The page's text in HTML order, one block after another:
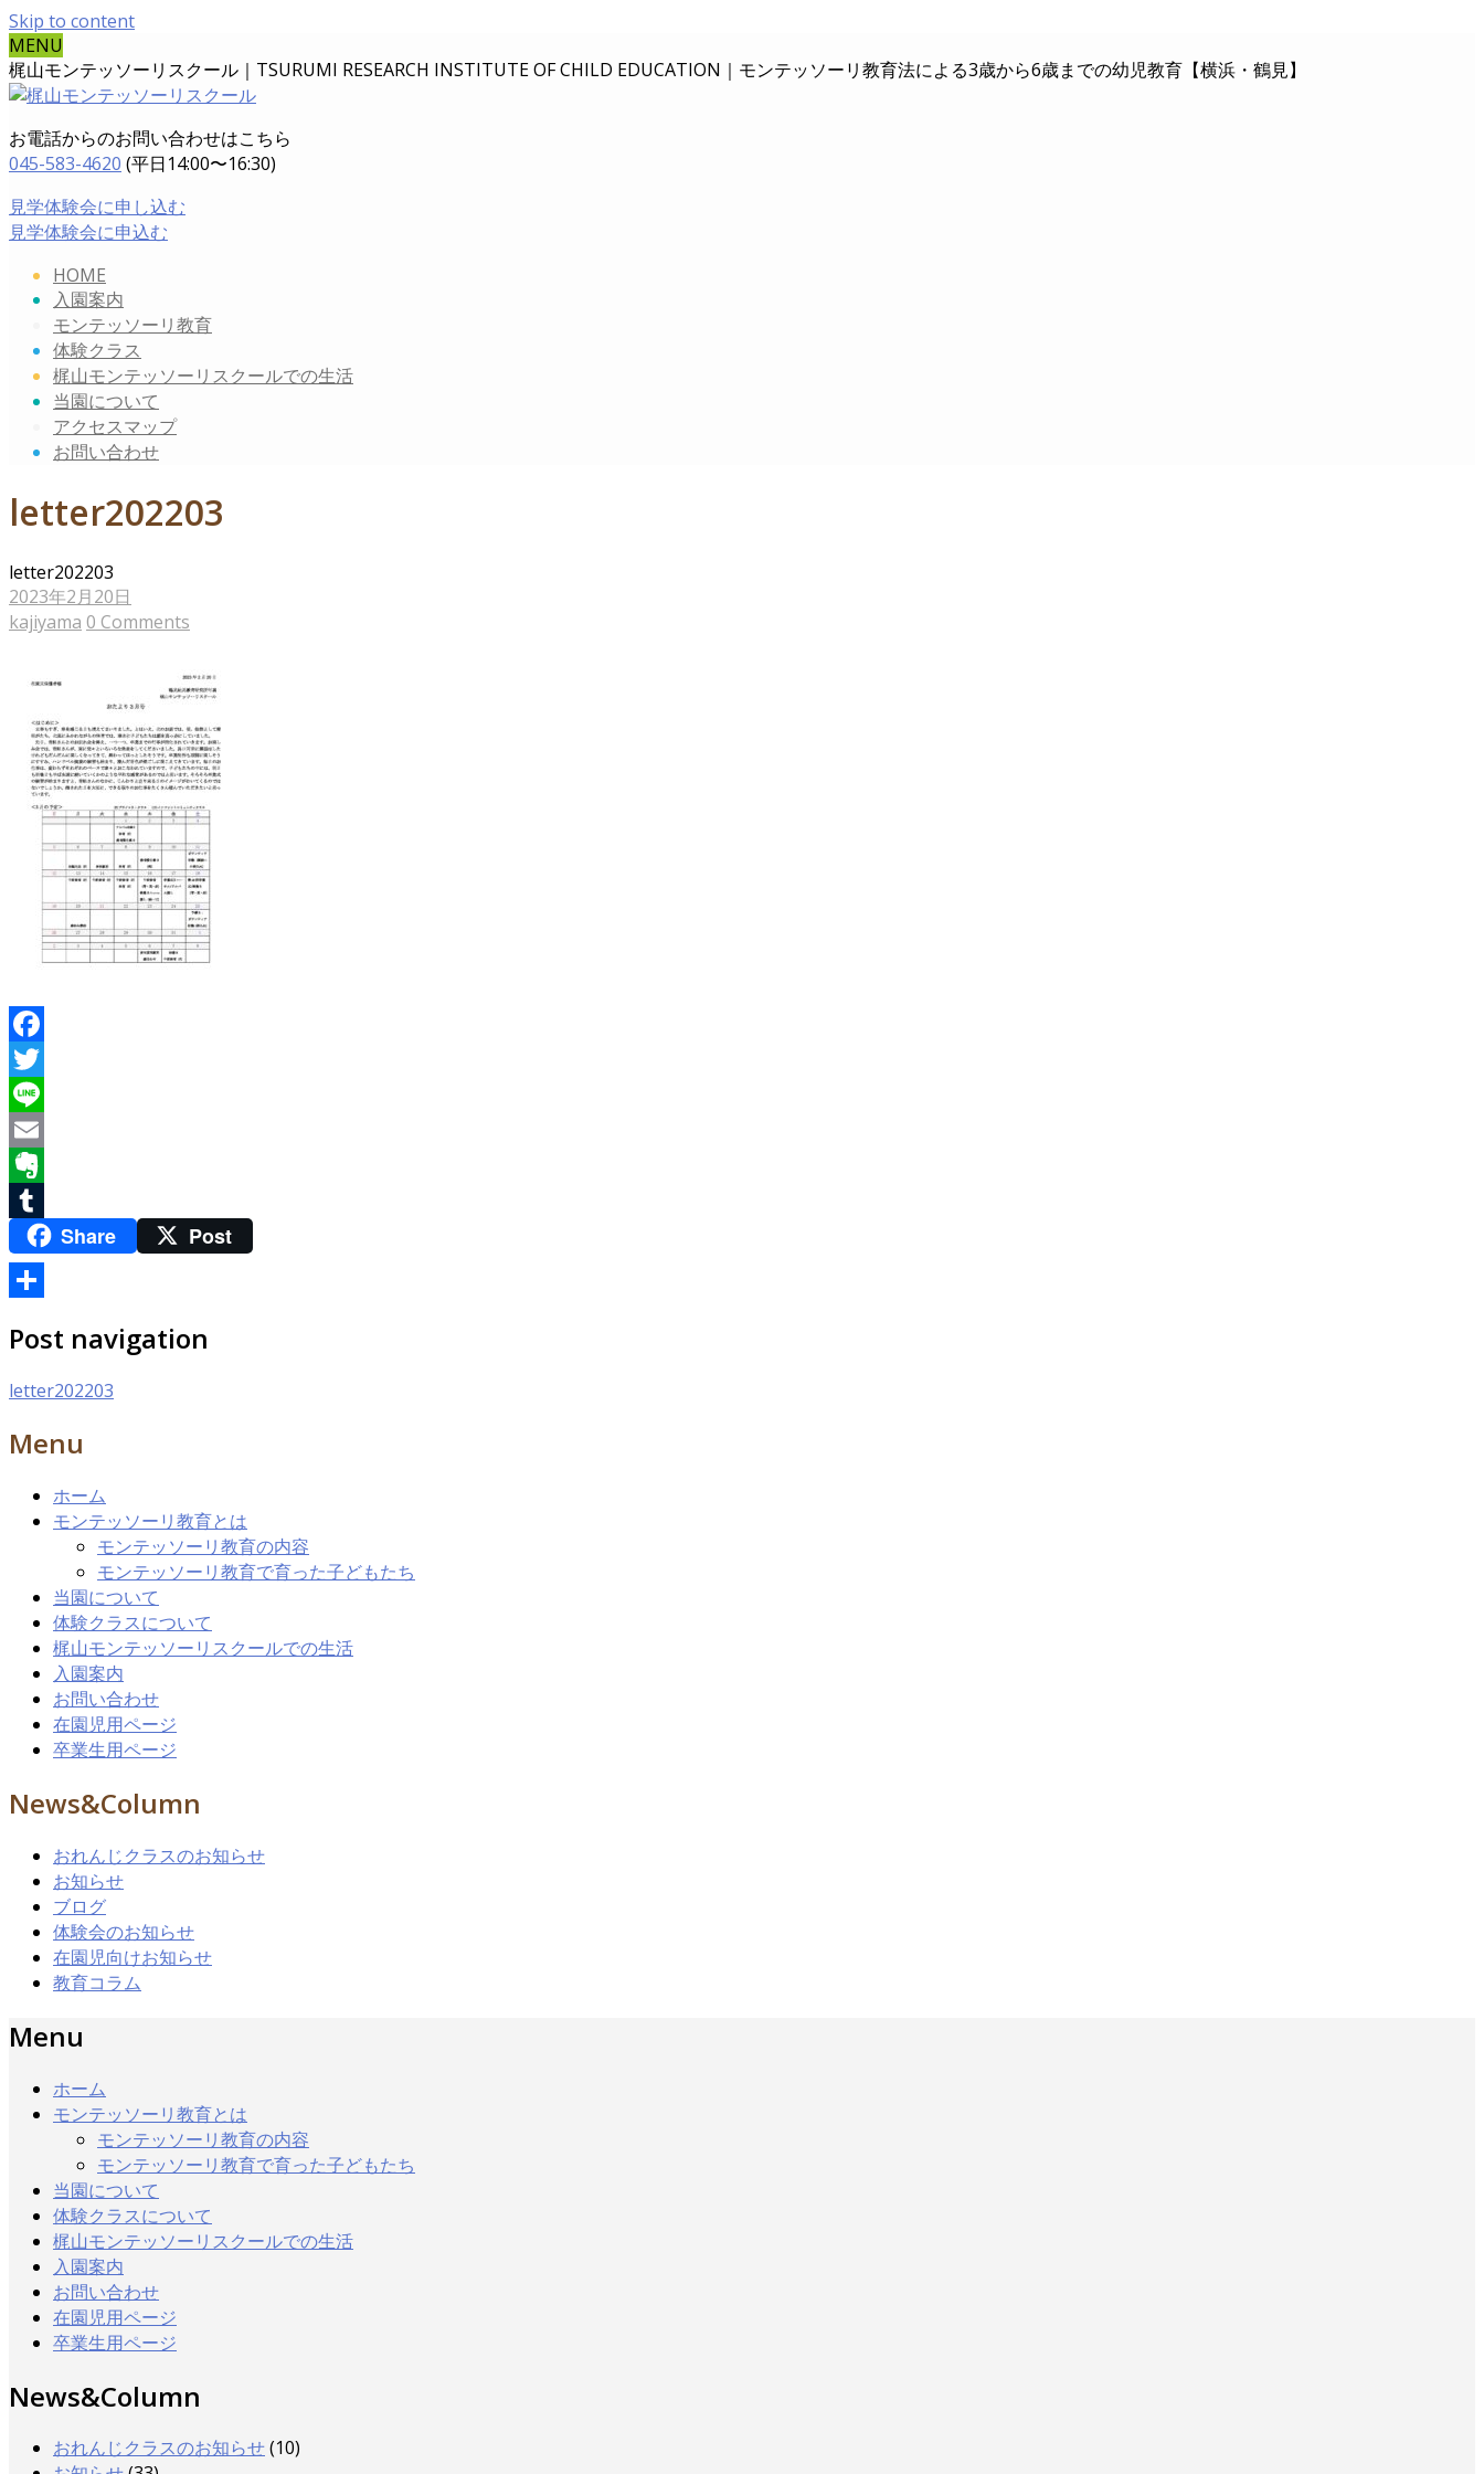
Skip to content
MENU
梶山モンテッソーリスクール｜TSURUMI RESEARCH INSTITUTE OF CHILD EDUCATION｜ モンテッソーリ教育法による3歳から6歳までの幼児教育【横浜・鶴見】
お電話からのお問い合わせはこちら
045-583-4620 (平日14:00〜16:30)
見学体験会に申し込む
見学体験会に申込む
HOME
入園案内
モンテッソーリ教育
体験クラス
梶山モンテッソーリスクールでの生活
当園について
アクセスマップ
お問い合わせ
letter202203
letter202203
2023年2月20日
kajiyama 0 Comments
Facebook
Twitter
Line
Email
Evernote
TumblrShare Post
有
Post navigation
letter202203
Menu
ホーム
モンテッソーリ教育とは
モンテッソーリ教育の内容
モンテッソーリ教育で育った子どもたち
当園について
体験クラスについて
梶山モンテッソーリスクールでの生活
入園案内
お問い合わせ
在園児用ページ
卒業生用ページ
News&Column
おれんじクラスのお知らせ
お知らせ
ブログ
体験会のお知らせ
在園児向けお知らせ
教育コラム
Menu
ホーム
モンテッソーリ教育とは
モンテッソーリ教育の内容
モンテッソーリ教育で育った子どもたち
当園について
体験クラスについて
梶山モンテッソーリスクールでの生活
入園案内
お問い合わせ
在園児用ページ
卒業生用ページ
News&Column
おれんじクラスのお知らせ(10)